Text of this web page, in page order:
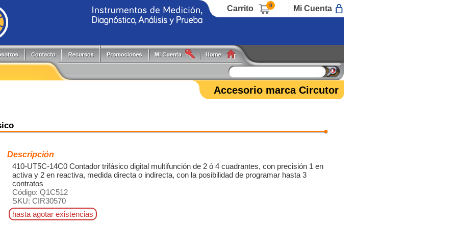
Carrito 0 Mi Cuenta
Generadores de Funciones
Multímetros
Osciloscopios
Probadores
Termómetros
GW Instek
Hioki
Accesorio marca Circutor
Descripción
410-UT5C-14C0 Contador trifásico digital multifunción de 2 ó 4 cuadrantes, con precisión 1 en
activa y 2 en reactiva, medida directa o indirecta, con la posibilidad de programar hasta 3
contratos
Código: Q1C512
SKU: CIR30570
hasta agotar existencias